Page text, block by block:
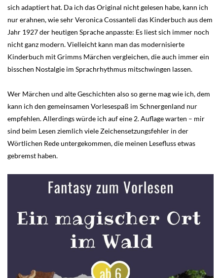
sich adaptiert hat. Da ich das Original nicht gelesen habe, kann ich
nur erahnen, wie sehr Veronica Cossanteli das Kinderbuch aus dem
Jahr 1927 der heutigen Sprache anpasste: Es liest sich immer noch
nicht ganz modern. Vielleicht kann man das modernisierte
Kinderbuch mit Grimms Märchen vergleichen, die auch immer ein
bisschen Nostalgie im Sprachrhythmus mitschwingen lassen.
Wer Märchen und alte Geschichten also so gerne mag wie ich, dem
kann ich den gemeinsamen Vorlesespaß im Schnergenland nur
empfehlen. Allerdings würde ich auf eine 2. Auflage warten – mir
sind beim Lesen ziemlich viele Zeichensetzungsfehler in der
Wörtlichen Rede untergekommen, die meinen Lesefluss etwas
gebremst haben.